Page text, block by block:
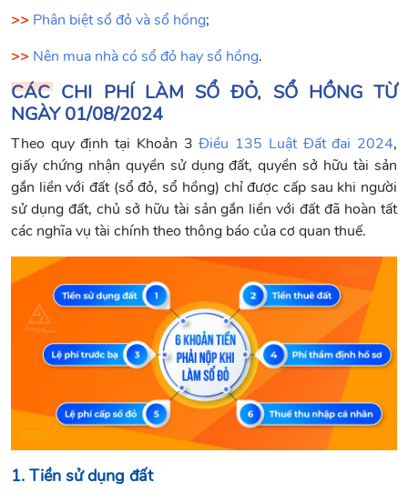
>> Phân biệt sổ đỏ và sổ hồng;
>> Nên mua nhà có sổ đỏ hay sổ hồng.
CÁC CHI PHÍ LÀM SỔ ĐỎ, SỔ HỒNG TỪ
NGÀY 01/08/2024
Theo quy định tại Khoản 3Điều 135 Luật Đất đai 2024,
giấy chứng nhận quyền sử dụng đất, quyền sở hữu tài sản
gắn liền với đất (sổ đỏ, sổ hồng) chỉ được cấp sau khi người
sử dụng đất, chủ sở hữu tài sản gắn liền với đất đã hoàn tất
các nghĩa vụ tài chính theo thông báo của cơ quan thuế.
1. Tiền sử dụng đất